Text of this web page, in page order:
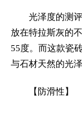
光泽度的测评
放在特拉斯灰的
55度。而这款瓷
与石材天然的光
【防滑性】